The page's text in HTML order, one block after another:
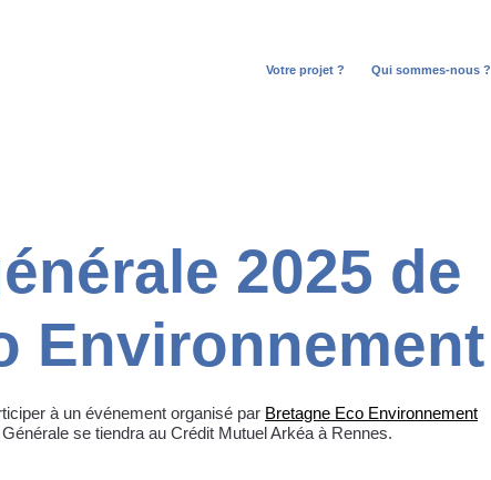
Votre projet ?
Open
Qui sommes-nous ?
2025 de
Environnement
à un événement organisé par Bretagne Eco Environnement
se tiendra au Crédit Mutuel Arkéa à Rennes.